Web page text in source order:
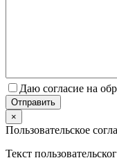
Даю согласие на
×
Пользовательское
Текст